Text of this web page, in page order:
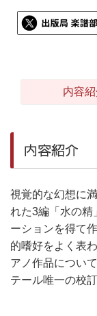
内容
内容紹介
視覚的な幻想に
れた3編「水の精
ーションを得て
的嗜好をよく表
アノ作品につい
テール唯一の校訂